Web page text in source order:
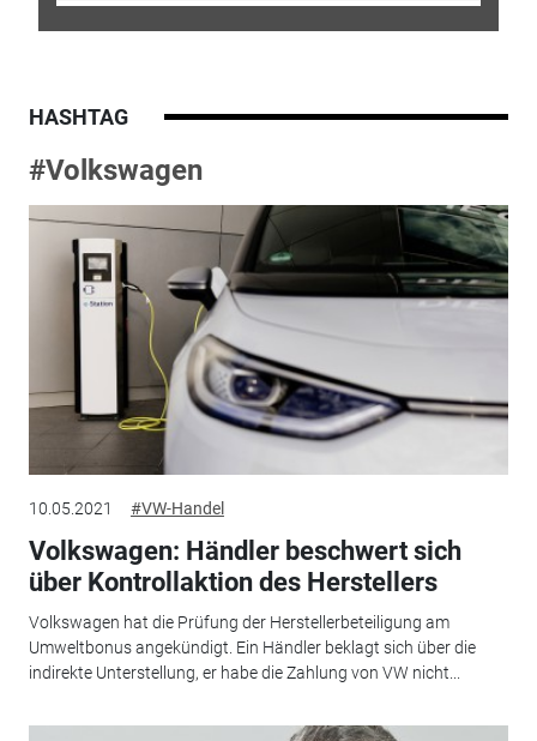
HASHTAG
#Volkswagen
10.05.2021 #VW-Handel
Volkswagen: Händler beschwert sich
über Kontrollaktion des Herstellers
Volkswagen hat die Prüfung der Herstellerbeteiligung am
Umweltbonus angekündigt. Ein Händler beklagt sich über die
indirekte Unterstellung, er habe die Zahlung von VW nicht...